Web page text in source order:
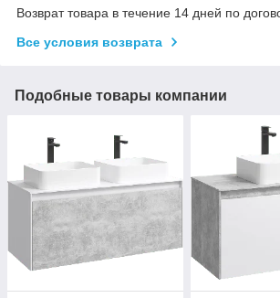
Возврат товара в течение 14 дней по
Все условия возврата
Подобные товары компании